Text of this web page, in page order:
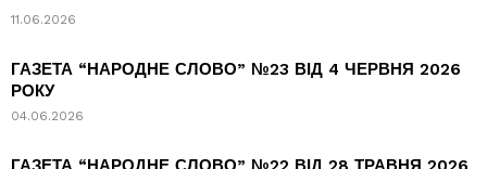
11.06.2026
ГАЗЕТА “НАРОДНЕ СЛОВО” №23 ВІД 4 ЧЕРВНЯ 2026
РОКУ
04.06.2026